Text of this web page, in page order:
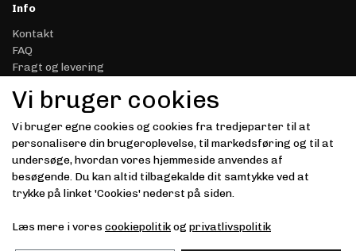
Info
Kontakt
FAQ
Fragt og levering
Handelsbetingelser
Datasikkerhed & Privatliv
Gavekort
Om Driver.dk
Kunde login
Modtag vores nyhedsbrev via e-mail
Tilmeld
Vi bruger cookies
Vi bruger egne cookies og cookies fra tredjeparter til at
personalisere din brugeroplevelse, til markedsføring og til at
undersøge, hvordan vores hjemmeside anvendes af
besøgende. Du kan altid tilbagekalde dit samtykke ved at
trykke på linket 'Cookies' nederst på siden.
Læs mere i vores cookiepolitikog privatlivspolitik